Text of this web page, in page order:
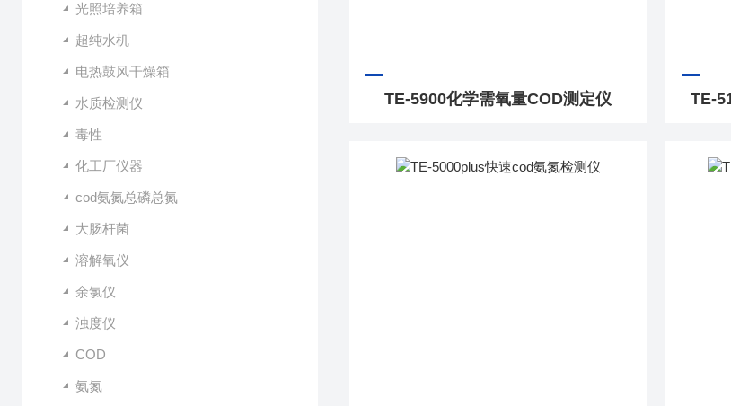
光照培养箱
超纯水机
电热鼓风干燥箱
水质检测仪
毒性
化工厂仪器
cod氨氮总磷总氮
大肠杆菌
溶解氧仪
余氯仪
浊度仪
COD
氨氮
TE-5900化学需氧量COD测定仪